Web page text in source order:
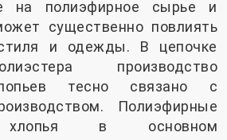
на полиэфирное сырье и
существенно повлиять
и одежды. В цепочке
производство
тесно связано с
Полиэфирные
хлопья в основном